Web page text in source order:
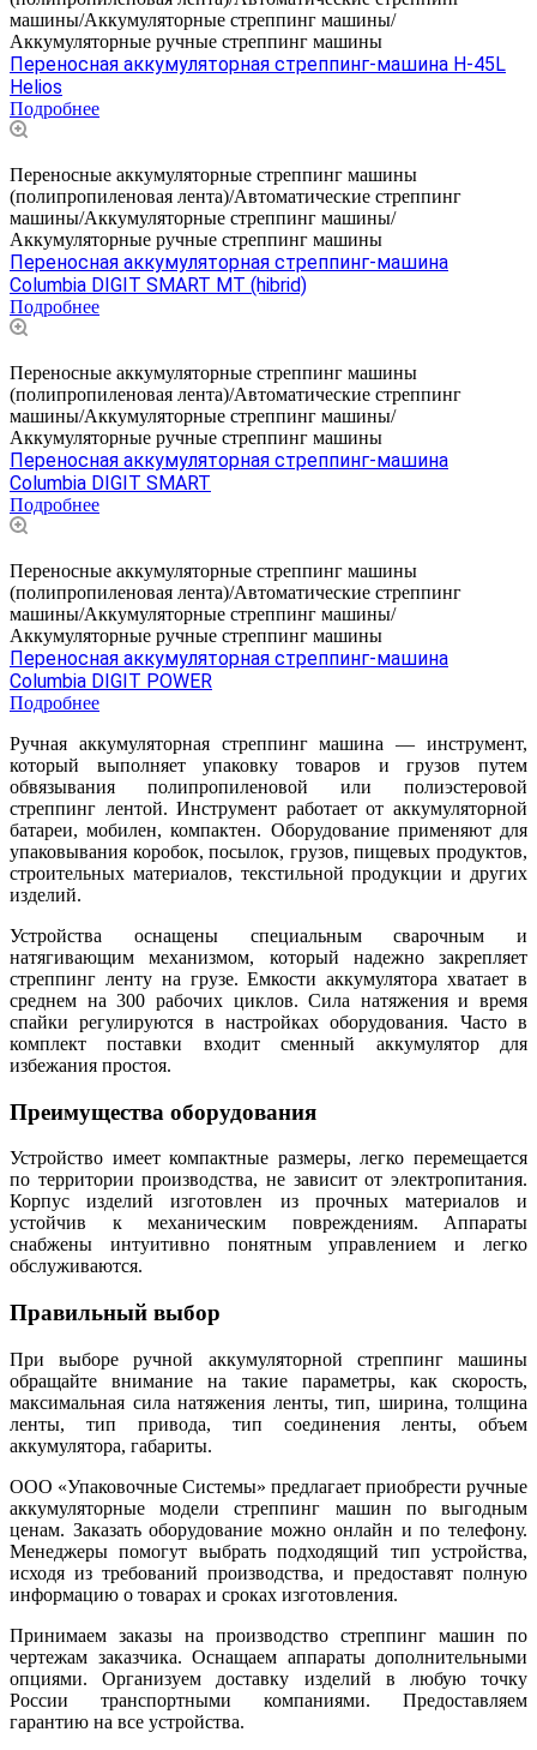
машины/Аккумуляторные стреппинг машины/
Аккумуляторные ручные стреппинг машины
Переносная аккумуляторная стреппинг-машина H-45L
Helios
Подробнее
Переносные аккумуляторные стреппинг машины
(полипропиленовая лента)/Автоматические стреппинг
машины/Аккумуляторные стреппинг машины/
Аккумуляторные ручные стреппинг машины
Переносная аккумуляторная стреппинг-машина
Columbia DIGIT SMART MT (hibrid)
Подробнее
Переносные аккумуляторные стреппинг машины
(полипропиленовая лента)/Автоматические стреппинг
машины/Аккумуляторные стреппинг машины/
Аккумуляторные ручные стреппинг машины
Переносная аккумуляторная стреппинг-машина
Columbia DIGIT SMART
Подробнее
Переносные аккумуляторные стреппинг машины
(полипропиленовая лента)/Автоматические стреппинг
машины/Аккумуляторные стреппинг машины/
Аккумуляторные ручные стреппинг машины
Переносная аккумуляторная стреппинг-машина
Columbia DIGIT POWER
Подробнее
Ручная аккумуляторная стреппинг машина — инструмент,
который выполняет упаковку товаров и грузов путем
обвязывания полипропиленовой или полиэстеровой
стреппинг лентой. Инструмент работает от аккумуляторной
батареи, мобилен, компактен. Оборудование применяют для
упаковывания коробок, посылок, грузов, пищевых продуктов,
строительных материалов, текстильной продукции и других
изделий.
Устройства оснащены специальным сварочным и
натягивающим механизмом, который надежно закрепляет
стреппинг ленту на грузе. Емкости аккумулятора хватает в
среднем на 300 рабочих циклов. Сила натяжения и время
спайки регулируются в настройках оборудования. Часто в
комплект поставки входит сменный аккумулятор для
избежания простоя.
Преимущества оборудования
Устройство имеет компактные размеры, легко перемещается
по территории производства, не зависит от электропитания.
Корпус изделий изготовлен из прочных материалов и
устойчив к механическим повреждениям. Аппараты
снабжены интуитивно понятным управлением и легко
обслуживаются.
Правильный выбор
При выборе ручной аккумуляторной стреппинг машины
обращайте внимание на такие параметры, как скорость,
максимальная сила натяжения ленты, тип, ширина, толщина
ленты, тип привода, тип соединения ленты, объем
аккумулятора, габариты.
ООО «Упаковочные Системы» предлагает приобрести ручные
аккумуляторные модели стреппинг машин по выгодным
ценам. Заказать оборудование можно онлайн и по телефону.
Менеджеры помогут выбрать подходящий тип устройства,
исходя из требований производства, и предоставят полную
информацию о товарах и сроках изготовления.
Принимаем заказы на производство стреппинг машин по
чертежам заказчика. Оснащаем аппараты дополнительными
опциями. Организуем доставку изделий в любую точку
России транспортными компаниями. Предоставляем
гарантию на все устройства.